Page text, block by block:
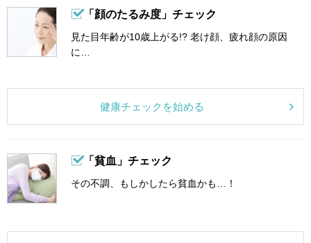
「顔のたるみ度」チェック
見た目年齢が10歳上がる!? 老け顔、疲れ顔の原因
に…
健康チェックを始める
「貧血」チェック
その不調、もしかしたら貧血かも…！